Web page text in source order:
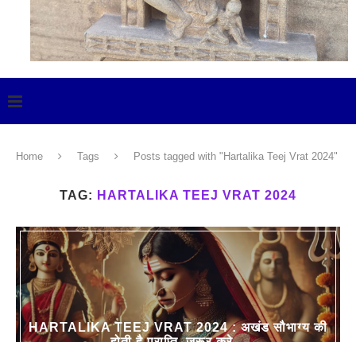
Home Tags Posts tagged with "Hartalika Teej Vrat 2024"
TAG: HARTALIKA TEEJ VRAT 2024
HARTALIKA TEEJ VRAT 2024 : अखंड सौभाग्य की